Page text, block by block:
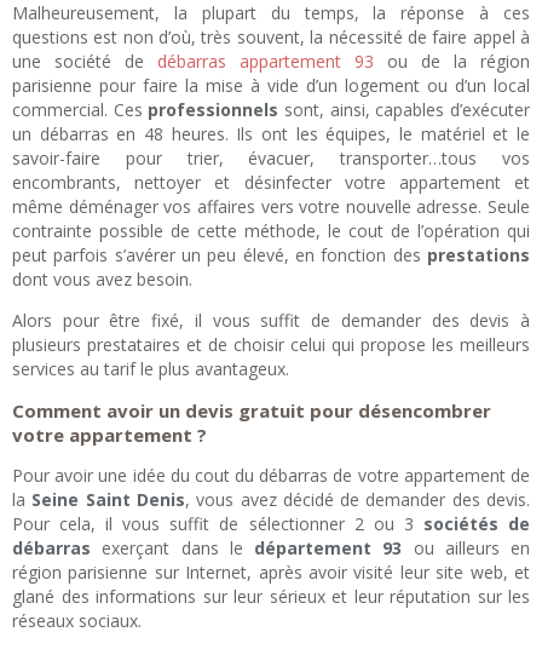
Malheureusement, la plupart du temps, la réponse à ces
questions est non d’où, très souvent, la nécessité de faire appel à
une société de débarras appartement 93 ou de la région
parisienne pour faire la mise à vide d’un logement ou d’un local
commercial. Ces professionnels sont, ainsi, capables d’exécuter
un débarras en 48 heures. Ils ont les équipes, le matériel et le
savoir-faire pour trier, évacuer, transporter…tous vos
encombrants, nettoyer et désinfecter votre appartement et
même déménager vos affaires vers votre nouvelle adresse. Seule
contrainte possible de cette méthode, le cout de l’opération qui
peut parfois s’avérer un peu élevé, en fonction des prestations
dont vous avez besoin.
Alors pour être fixé, il vous suffit de demander des devis à
plusieurs prestataires et de choisir celui qui propose les meilleurs
services au tarif le plus avantageux.
Comment avoir un devis gratuit pour désencombrer
votre appartement ?
Pour avoir une idée du cout du débarras de votre appartement de
la Seine Saint Denis, vous avez décidé de demander des devis.
Pour cela, il vous suffit de sélectionner 2 ou 3 sociétés de
débarras exerçant dans le département 93 ou ailleurs en
région parisienne sur Internet, après avoir visité leur site web, et
glané des informations sur leur sérieux et leur réputation sur les
réseaux sociaux.